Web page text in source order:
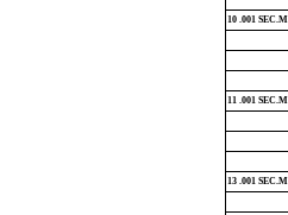
10 .001
11 .001
13 .001